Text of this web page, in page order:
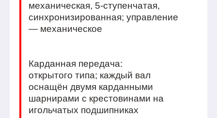
механическая, 5-ступенчатая,
синхронизированная; управление
— механическое
Карданная передача:
открытого типа; каждый вал
оснащён двумя карданными
шарнирами с крестовинами на
игольчатых подшипниках